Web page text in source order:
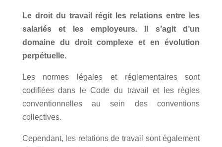
Le droit du travail régit les relations entre les
salariés et les employeurs. Il s’agit d’un
domaine du droit complexe et en évolution
perpétuelle.
Les normes légales et réglementaires sont
codifiées dans le Code du travail et les règles
conventionnelles au sein des conventions
collectives.
Cependant, les relations de travail sont également